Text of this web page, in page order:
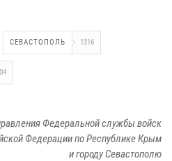
СЕВАСТОПОЛЬ 1316
Федеральной службы войск
Федерации по Республике Крым
и городу Севастополю